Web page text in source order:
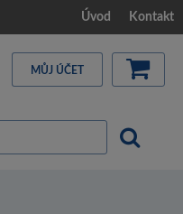
Úvod Kontakt
MŮJ ÚČET